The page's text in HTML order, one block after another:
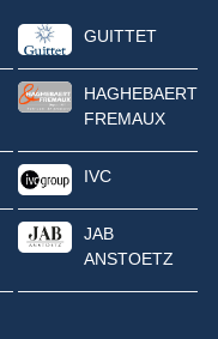
GUITTET
HAGHEBAERT
FREMAUX
IVC
JAB
ANSTOETZ